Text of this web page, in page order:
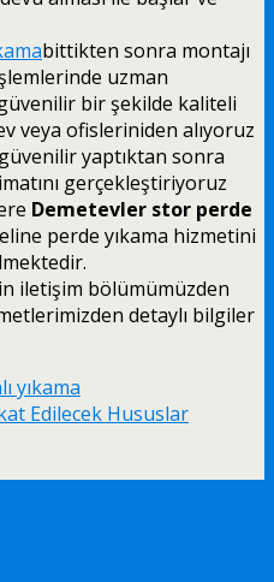
bittikten sonra montajı
uzman
bir şekilde kaliteli
veya ofisleriniden alıyoruz
yaptıktan sonra
gerçekleştiriyoruz
Demetevler stor perde
perde yıkama hizmetini
iletişim bölümümüzden
detaylı bilgiler
yıkama
Edilecek Hususlar